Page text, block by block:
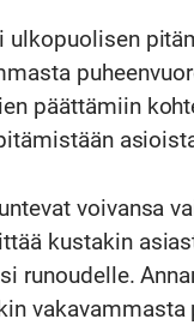
ulkopuolisen
päättämiin
voivansa
kustakin
runoudelle.
vakavammasta